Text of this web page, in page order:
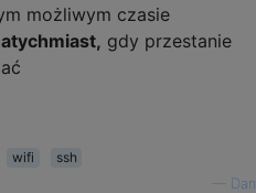
możliwym czasie
gdy przestanie
wifi
ssh
Dan